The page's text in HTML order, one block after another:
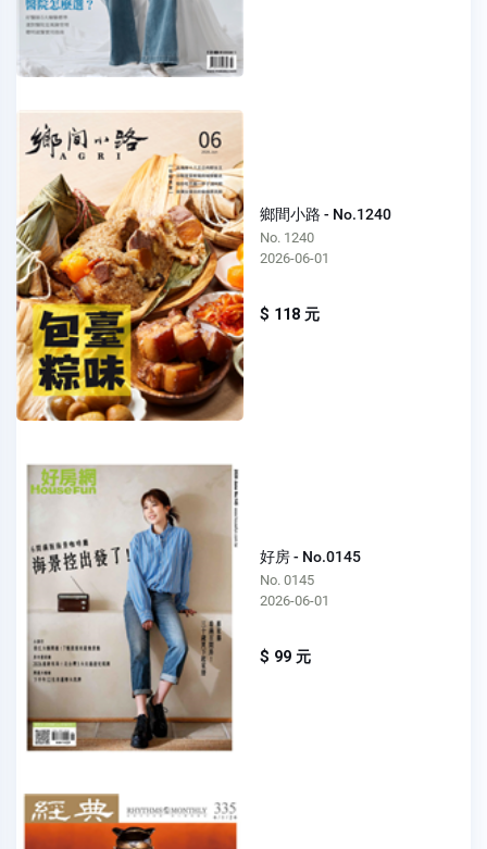
鄉間小路 - No.1240
No. 1240
2026-06-01
$ 118 元
好房 - No.0145
No. 0145
2026-06-01
$ 99 元